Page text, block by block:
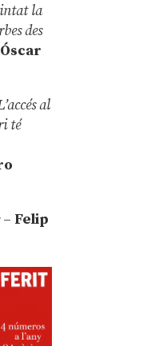
la
des
Óscar
al
té
– Felip